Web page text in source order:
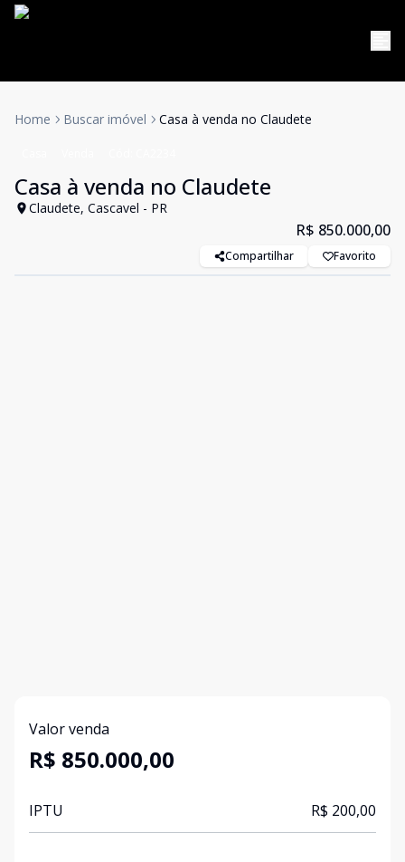
Home Buscar imóvel Casa à venda no Claudete
Casa à venda no Claudete
Claudete, Cascavel - PR
R$ 850.000,00
Compartilhar Favorito
Valor venda
R$ 850.000,00
IPTU R$ 200,00